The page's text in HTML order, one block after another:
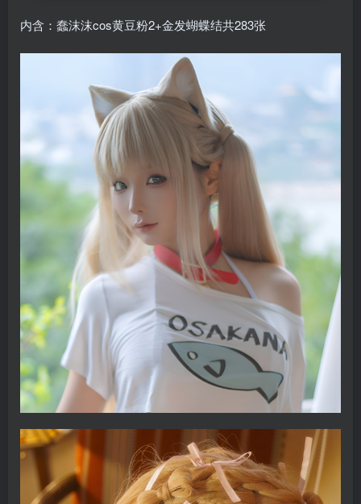
内含：蠢沫沫cos黄豆粉2+金发蝴蝶结共283张